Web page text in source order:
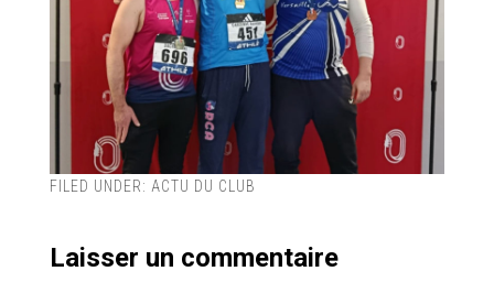
FILED UNDER: ACTU DU CLUB
Laisser un commentaire